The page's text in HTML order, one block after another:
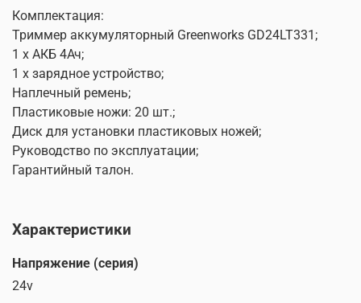
Комплектация:
Триммер аккумуляторный Greenworks GD24LT331;
1 х АКБ 4Ач;
1 х зарядное устройство;
Наплечный ремень;
Пластиковые ножи: 20 шт.;
Диск для установки пластиковых ножей;
Руководство по эксплуатации;
Гарантийный талон.
Характеристики
Напряжение (серия)
24v